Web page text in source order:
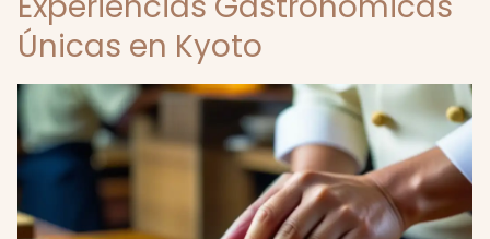
Únicas en Kyoto